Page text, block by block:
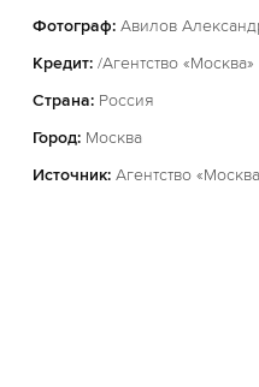
Фотограф: Авилов
Кредит: /Агентство «Москва»
Страна: Россия
Город: Москва
Источник: Агентство